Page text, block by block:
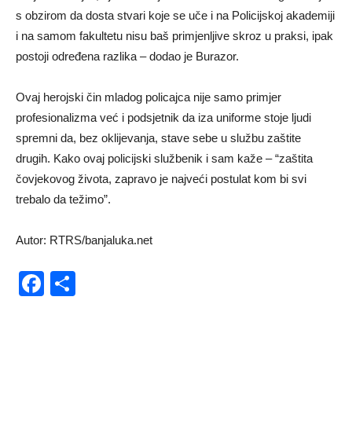
s obzirom da dosta stvari koje se uče i na Policijskoj akademiji
i na samom fakultetu nisu baš primjenljive skroz u praksi, ipak
postoji određena razlika – dodao je Burazor.
Ovaj herojski čin mladog policajca nije samo primjer
profesionalizma već i podsjetnik da iza uniforme stoje ljudi
spremni da, bez oklijevanja, stave sebe u službu zaštite
drugih. Kako ovaj policijski službenik i sam kaže – “zaštita
čovjekovog života, zapravo je najveći postulat kom bi svi
trebalo da težimo”.
Autor: RTRS/banjaluka.net
Facebook